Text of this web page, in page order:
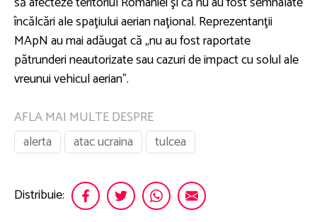
încălcări ale spaţiului aerian naţional. Reprezentanţii
MApN au mai adăugat că „nu au fost raportate
pătrunderi neautorizate sau cazuri de impact cu solul ale
vreunui vehicul aerian”.
AFLA MAI MULTE DESPRE
alerta
atac ucraina tulcea
Distribuie: